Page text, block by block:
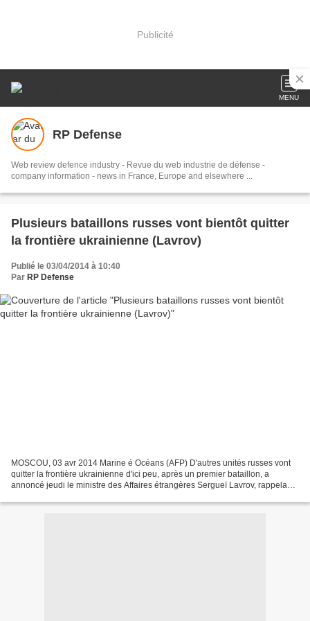
Publicité
MENU
RP Defense
Web review defence industry - Revue du web industrie de défense -
company information - news in France, Europe and elsewhere ...
Plusieurs bataillons russes vont bientôt quitter
la frontière ukrainienne (Lavrov)
Publié le 03/04/2014 à 10:40
Par RP Defense
MOSCOU, 03 avr 2014 Marine é Océans (AFP) D'autres unités russes vont
quitter la frontière ukrainienne d'ici peu, après un premier bataillon, a
annoncé jeudi le ministre des Affaires étrangères Sergueï Lavrov, rappelant